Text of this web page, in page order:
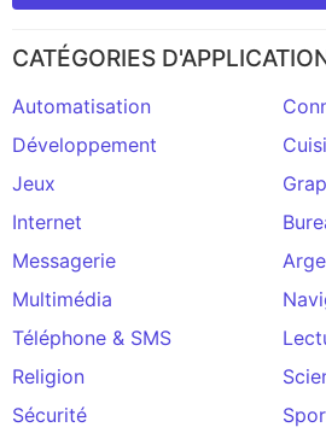
CATÉGORIES
Automatisation
Développement
Jeux
Internet
Messagerie
Multimédia
Téléphone & SMS
Religion
Sécurité